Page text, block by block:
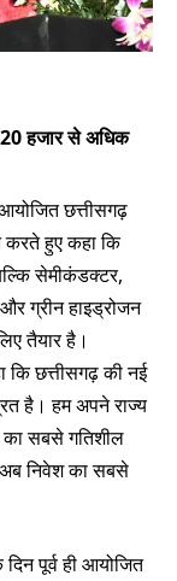
20 हजार से अधिक
छत्तीसगढ़
करते हुए कहा कि
सेमीकंडक्टर,
ग्रीन हाइड्रोजन
तैयार है।
कि छत्तीसगढ़ की नई
है। हम अपने राज्य
सबसे गतिशील
निवेश का सबसे
पूर्व ही आयोजित